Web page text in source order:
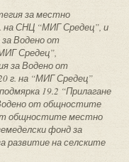
за местно
на СНЦ “МИГ Средец”, и
Водено от
Средец”,
за Водено от
г. на “МИГ Средец”
19.2 “Прилагане
от общностите
общностите местно
фонд за
развитие на селските